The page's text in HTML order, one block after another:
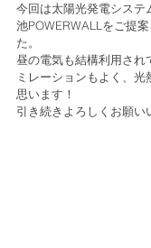
今回は太陽光発電システ
池POWERWALLをご提
た。
昼の電気も結構利用され
ミレーションもよく、光
思います！
引き続きよろしくお